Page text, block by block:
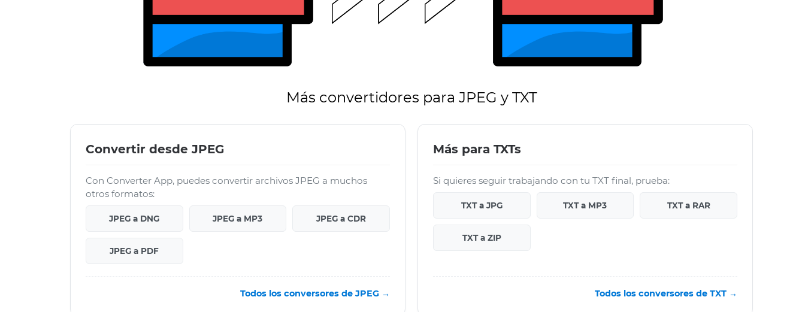
Más convertidores para JPEG y TXT
Convertir desde JPEG
Con Converter App, puedes convertir archivos JPEG a muchos
otros formatos:
JPEG a DNG JPEG a MP3 JPEG a CDR
JPEG a PDF
Todos los conversores de JPEG →
Más para TXTs
Si quieres seguir trabajando con tu TXT final, prueba:
TXT a JPG TXT a MP3 TXT a RAR
TXT a ZIP
Todos los conversores de TXT →